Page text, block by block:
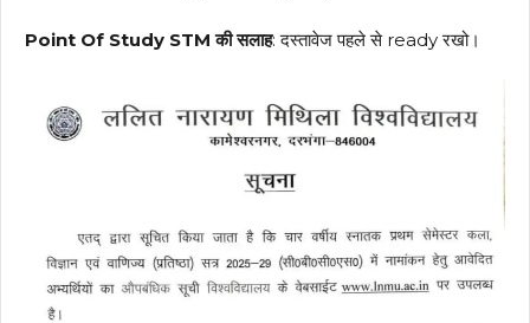
Point Of Study STM की सलाह: दस्तावेज पहले से ready रखो।